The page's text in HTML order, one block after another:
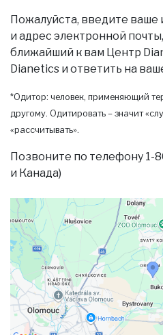
Пожалуйста, введите ваше
и адрес электронной
ближайший к вам Центр
Dianetics и ответить на
*Одитор: человек, применяющий
другому. Одитировать – значит
«рассчитывать».
Позвоните по телефону
и Канада)